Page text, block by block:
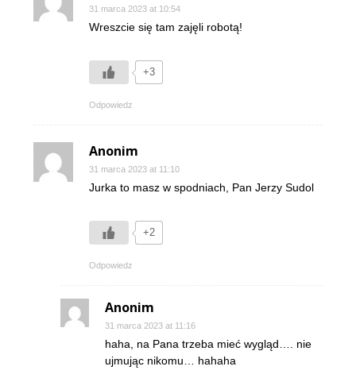
31 marca 2023 at 10:54
Wreszcie się tam zajęli robotą!
+3
Odpowiedz
Anonim
31 marca 2023 at 11:10
Jurka to masz w spodniach, Pan Jerzy Sudol
+2
Odpowiedz
Anonim
31 marca 2023 at 11:16
haha, na Pana trzeba mieć wygląd…. nie
ujmując nikomu… hahaha